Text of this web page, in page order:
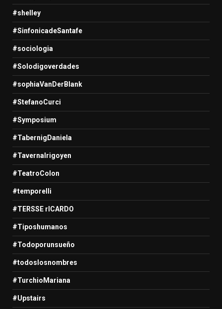
#shelley
#SinfonicadeSantafe
#sociologia
#Solodigoverdades
#sophiaVanDerBlank
#StefanoCurci
#Symposium
#TabernigDaniela
#TavernaIrigoyen
#TeatroColon
#temporelli
#TERSSE rICARDO
#Tiposhumanos
#Todoporunsueño
#todoslosnombres
#TurchioMariana
#Upstairs